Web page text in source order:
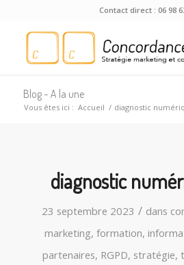
Contact direct : 06 98
Blog - A la une
Vous êtes ici : Accueil / diagnostic
diagnostic
23 septembre 2023 / dans
marketing,formation,
partenaires, RGPD, stratégie,